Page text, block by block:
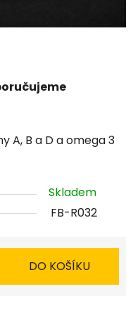
A, B a D a omega 3
Skladem
FB-R032
DO KOŠÍKU